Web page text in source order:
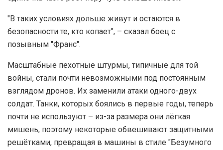
"В таких условиях дольше живут и остаются в
безопасности те, кто копает", – сказал боец с
позывным "Франс".
Масштабные пехотные штурмы, типичные для той
войны, стали почти невозможными под постоянным
взглядом дронов. Их заменили атаки одного-двух
солдат. Танки, которых боялись в первые годы, теперь
почти не используют – из-за размера они лёгкая
мишень, поэтому некоторые обвешивают защитными
решётками, превращая в машины в стиле "Безумного